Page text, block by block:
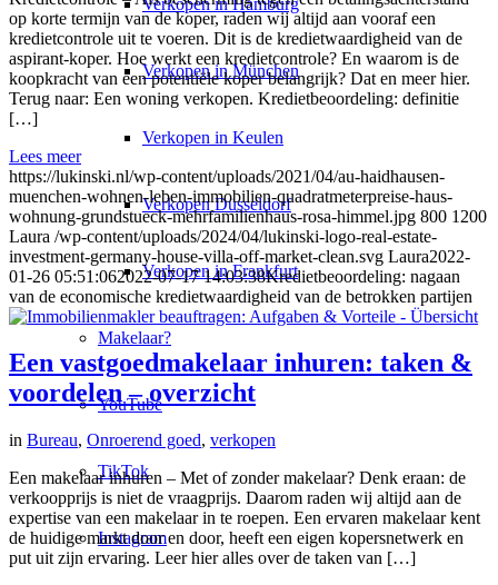
Verkopen in München
Verkopen in Keulen
Verkopen Düsseldorf
Verkopen in Frankfurt
Makelaar?
YouTube
TikTok
Instagram
op korte termijn van de koper, raden wij altijd aan vooraf een
kredietcontrole uit te voeren. Dit is de kredietwaardigheid van de
aspirant-koper. Hoe werkt een kredietcontrole? En waarom is de
koopkracht van een potentiële koper belangrijk? Dat en meer hier.
Terug naar: Een woning verkopen. Kredietbeoordeling: definitie
[…]
Lees meer
https://lukinski.nl/wp-content/uploads/2021/04/au-haidhausen-
muenchen-wohnen-leben-immobilien-quadratmeterpreise-haus-
wohnung-grundstueck-mehrfamilienhaus-rosa-himmel.jpg 800 1200
Laura /wp-content/uploads/2024/04/lukinski-logo-real-estate-
investment-germany-house-villa-off-market-clean.svg Laura2022-
01-26 05:51:062022-07-17 14:03:38Kredietbeoordeling: nagaan
van de economische kredietwaardigheid van de betrokken partijen
Een vastgoedmakelaar inhuren: taken &
voordelen – overzicht
in Bureau, Onroerend goed, verkopen
Een makelaar inhuren – Met of zonder makelaar? Denk eraan: de
verkoopprijs is niet de vraagprijs. Daarom raden wij altijd aan de
expertise van een makelaar in te roepen. Een ervaren makelaar kent
de huidige markt door en door, heeft een eigen kopersnetwerk en
put uit zijn ervaring. Leer hier alles over de taken van […]